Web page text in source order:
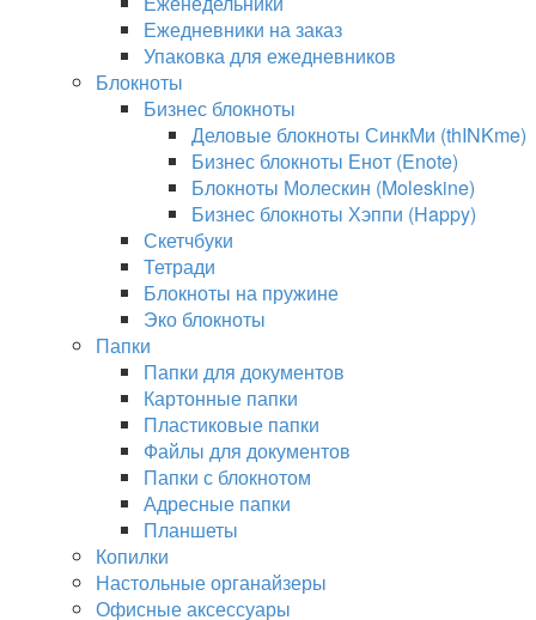
Ежедневники на заказ
Упаковка для ежедневников
Блокноты
Бизнес блокноты
Деловые блокноты СинкМи (thINKme)
Бизнес блокноты Енот (Enote)
Блокноты Молескин (Moleskine)
Бизнес блокноты Хэппи (Happy)
Скетчбуки
Тетради
Блокноты на пружине
Эко блокноты
Папки
Папки для документов
Картонные папки
Пластиковые папки
Файлы для документов
Папки с блокнотом
Адресные папки
Планшеты
Копилки
Настольные органайзеры
Офисные аксессуары